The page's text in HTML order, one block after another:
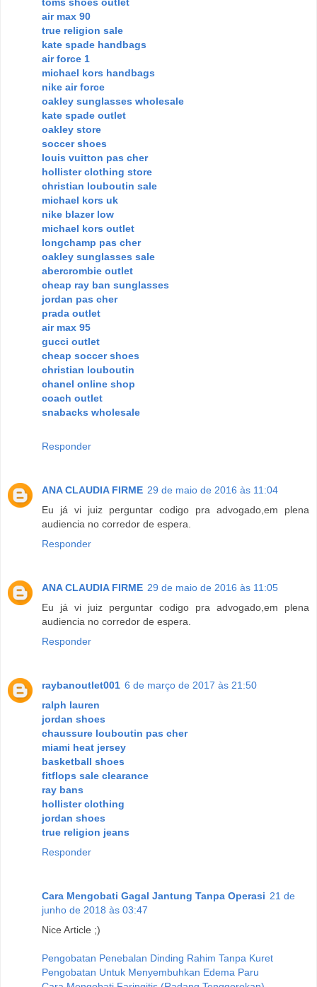
toms shoes outlet
air max 90
true religion sale
kate spade handbags
air force 1
michael kors handbags
nike air force
oakley sunglasses wholesale
kate spade outlet
oakley store
soccer shoes
louis vuitton pas cher
hollister clothing store
christian louboutin sale
michael kors uk
nike blazer low
michael kors outlet
longchamp pas cher
oakley sunglasses sale
abercrombie outlet
cheap ray ban sunglasses
jordan pas cher
prada outlet
air max 95
gucci outlet
cheap soccer shoes
christian louboutin
chanel online shop
coach outlet
snabacks wholesale
Responder
ANA CLAUDIA FIRME 29 de maio de 2016 às 11:04
Eu já vi juiz perguntar codigo pra advogado,em plena
audiencia no corredor de espera.
Responder
ANA CLAUDIA FIRME 29 de maio de 2016 às 11:05
Eu já vi juiz perguntar codigo pra advogado,em plena
audiencia no corredor de espera.
Responder
raybanoutlet001 6 de março de 2017 às 21:50
ralph lauren
jordan shoes
chaussure louboutin pas cher
miami heat jersey
basketball shoes
fitflops sale clearance
ray bans
hollister clothing
jordan shoes
true religion jeans
Responder
Cara Mengobati Gagal Jantung Tanpa Operasi 21 de
junho de 2018 às 03:47
Nice Article ;)
Pengobatan Penebalan Dinding Rahim Tanpa Kuret
Pengobatan Untuk Menyembuhkan Edema Paru